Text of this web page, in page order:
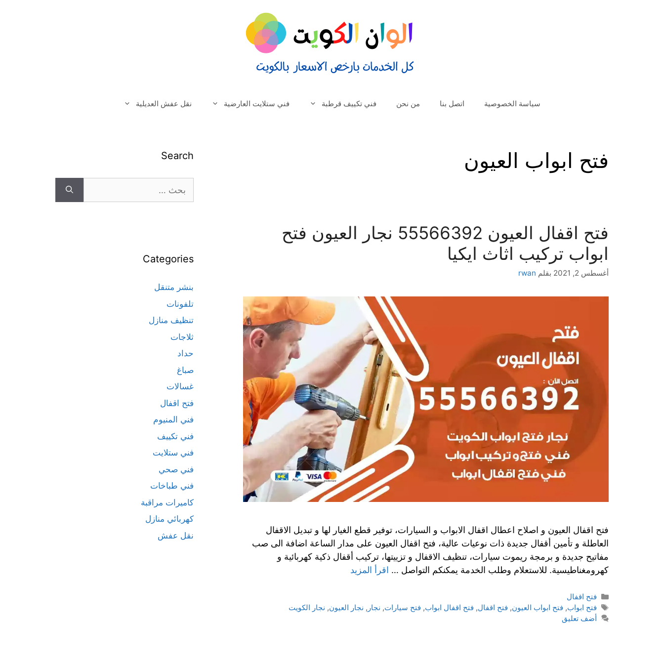
سياسة الخصوصية اتصل بنا من نحن فني تكييف قرطبة فني ستلايت العارضية نقل عفش العديلية
فتح ابواب العيون
فتح اقفال العيون 55566392 نجار العيون فتح
ابواب تركيب اثاث ايكيا
أغسطس 2, 2021 بقلم rwan
فتح اقفال العيون و اصلاح اعطال اقفال الابواب و السيارات، توفير قطع الغيار لها و تبديل الاقفال
العاطلة و تأمين أقفال جديدة ذات نوعيات عالية، فتح اقفال العيون على مدار الساعة اضافة الى صب
مفاتيح جديدة و برمجة ريموت سيارات، تنظيف الاقفال و تزييتها، تركيب أقفال ذكية كهربائية و
كهرومغناطيسية. للاستعلام وطلب الخدمة يمكنكم التواصل … اقرأ المزيد
فتح اقفال
فتح ابواب, فتح ابواب العيون, فتح اقفال, فتح اقفال ابواب, فتح سيارات, نجار , نجار العيون, نجار الكويت
أضف تعليق
Search
Categories
بنشر متنقل
تلفونات
تنظيف منازل
ثلاجات
حداد
صباغ
غسالات
فتح اقفال
فني المنيوم
فني تكييف
فني ستلايت
فني صحي
فني طباخات
كاميرات مراقبة
كهربائي منازل
نقل عفش